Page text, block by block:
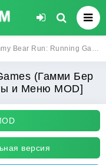
[МОД: Деньги, Монеты и Меню MOD] | Взлом Gummy Bear Run: Running Games на Андроид
(Гамми Бер
и Меню MOD]
версия